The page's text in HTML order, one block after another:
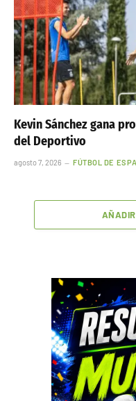
Kevin Sánchez gana
del Deportivo
agosto 7, 2026 FÚTBOL DE